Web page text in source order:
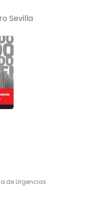
Sevilla
de Urgencias